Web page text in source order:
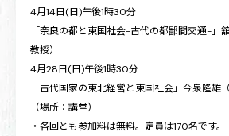
4月14日(日)午後1時30分
「奈良の都と東国社会-古代の都鄙間交通-」
教授）
4月28日(日)午後1時30分
「古代国家の東北経営と東国社会」今泉隆雄
（場所：講堂）
・各回とも参加料は無料。定員は170名です。